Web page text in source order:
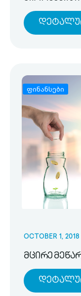
ფინანსები
OCTOBER 1, 2018
მცირე